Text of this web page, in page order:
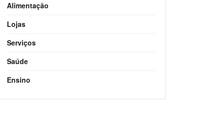
Alimentação
Lojas
Serviços
Saúde
Ensino